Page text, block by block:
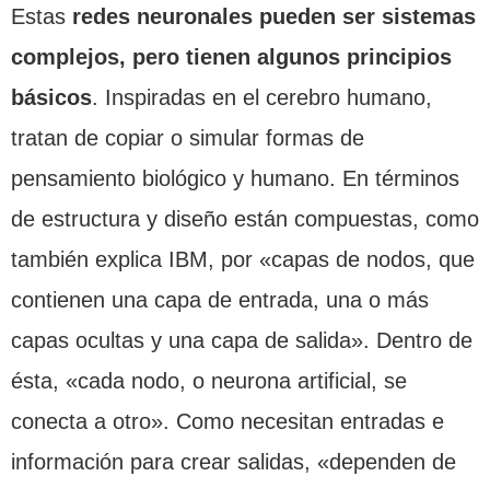
Estas redes neuronales pueden ser sistemas
complejos, pero tienen algunos principios
básicos. Inspiradas en el cerebro humano,
tratan de copiar o simular formas de
pensamiento biológico y humano. En términos
de estructura y diseño están compuestas, como
también explica IBM, por «capas de nodos, que
contienen una capa de entrada, una o más
capas ocultas y una capa de salida». Dentro de
ésta, «cada nodo, o neurona artificial, se
conecta a otro». Como necesitan entradas e
información para crear salidas, «dependen de